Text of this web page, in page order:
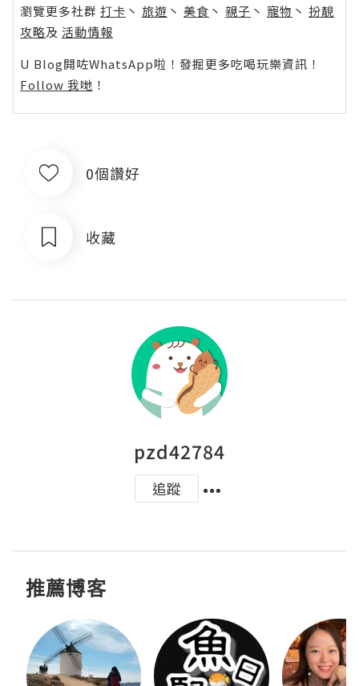
瀏覽更多社群 打卡 丶 旅遊 丶 美食 丶 親子 丶 寵物 丶 扮靚
攻略及 活動情報
U Blog開咗WhatsApp啦！發掘更多吃喝玩樂資訊！
Follow 我哋 ！
0個讚好
收藏
pzd42784
追蹤
推薦博客